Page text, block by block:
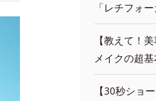
「レチフォ
【教えて！
メイクの超
【30秒ショ